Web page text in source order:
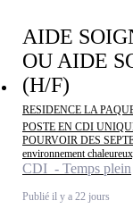
AIDE
OU AIDE
(H/F)
RESIDENCE LA
POSTE EN CDI
POURVOIR DES
environnement
CDI - Temps plein
Publié il y a 22 jours